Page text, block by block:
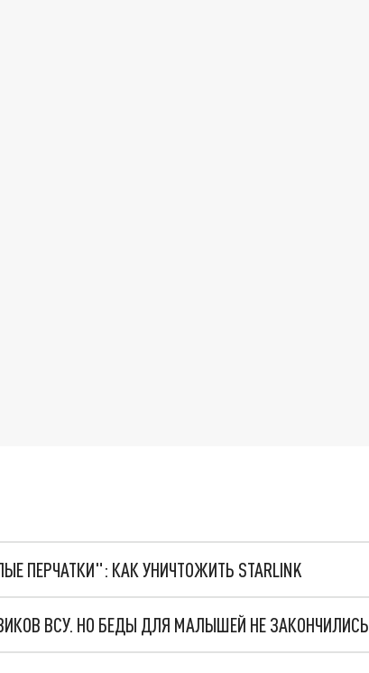
ПЕРЧАТКИ": КАК УНИЧТОЖИТЬ STARLINK
ВСУ. НО БЕДЫ ДЛЯ МАЛЫШЕЙ НЕ ЗАКОНЧИЛИСЬ